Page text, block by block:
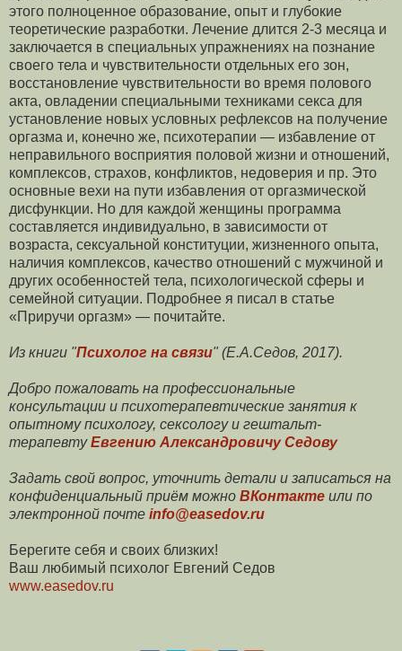
этого полноценное образование, опыт и глубокие
теоретические разработки. Лечение длится 2-3 месяца и
заключается в специальных упражнениях на познание
своего тела и чувствительности отдельных его зон,
восстановление чувствительности во время полового
акта, овладении специальными техниками секса для
установление новых условных рефлексов на получение
оргазма и, конечно же, психотерапии — избавление от
неправильного восприятия половой жизни и отношений,
комплексов, страхов, конфликтов, недоверия и пр. Это
основные вехи на пути избавления от оргазмической
дисфункции. Но для каждой женщины программа
составляется индивидуально, в зависимости от
возраста, сексуальной конституции, жизненного опыта,
наличия комплексов, качество отношений с мужчиной и
других особенностей тела, психологической сферы и
семейной ситуации. Подробнее я писал в статье
«Приручи оргазм» — почитайте.
Из книги "Психолог на связи" (Е.А.Седов, 2017).
Добро пожаловать на профессиональные
консультации и психотерапевтические занятия к
опытному психологу, сексологу и гештальт-
терапевтуЕвгению Александровичу Седову
Задать свой вопрос, уточнить детали и записаться на
конфиденциальный приём можно ВКонтакте или по
электронной почте info@easedov.ru
Берегите себя и своих близких!
Ваш любимый психолог Евгений Седов
www.easedov.ru